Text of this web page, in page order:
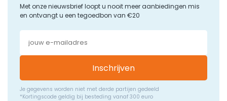
Met onze nieuwsbrief loopt u nooit meer aanbiedingen mis
en ontvangt u een tegoedbon van €20
Inschrijven
Je gegevens worden niet met derde partijen gedeeld
*Kortingscode geldig bij besteding vanaf 300 euro